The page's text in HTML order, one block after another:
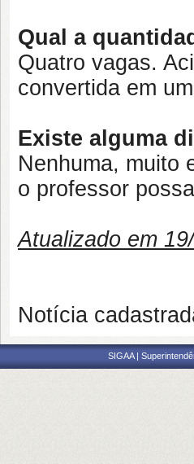
Qual a
Quatro vagas.
convertida em
Existe alguma
Nenhuma, muito
o professor
Atualizado em
Notícia
SIGAA |